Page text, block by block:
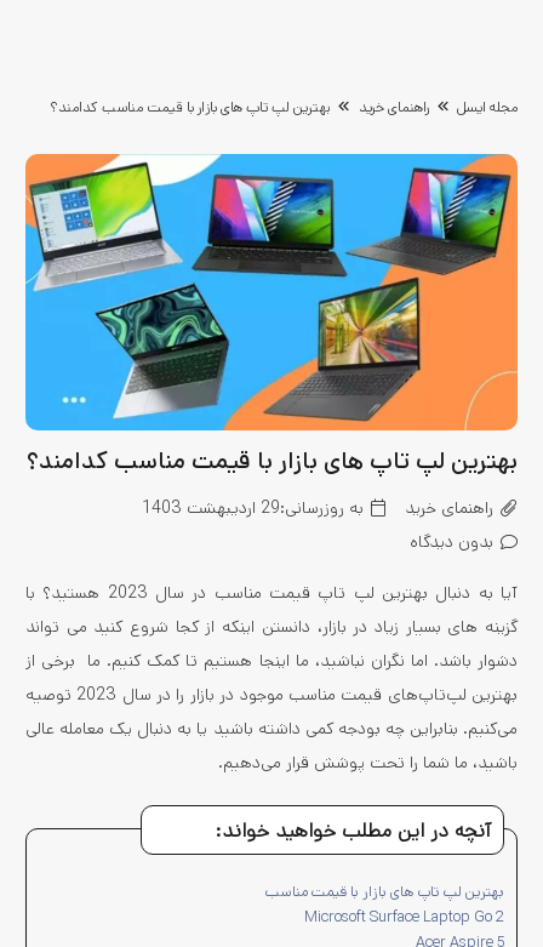
مجله ایسل راهنمای خرید بهترین لپ تاپ های بازار با قیمت مناسب کدامند؟
بهترین لپ تاپ های بازار با قیمت مناسب کدامند؟
راهنمای خرید به روزرسانی:29 اردیبهشت 1403
بدون دیدگاه
آیا به دنبال بهترین لپ تاپ قیمت مناسب در سال 2023 هستید؟ با
گزینه های بسیار زیاد در بازار، دانستن اینکه از کجا شروع کنید می تواند
دشوار باشد. اما نگران نباشید، ما اینجا هستیم تا کمک کنیم. ما برخی از
بهترین لپ‌تاپ‌های قیمت مناسب موجود در بازار را در سال 2023 توصیه
می‌کنیم. بنابراین چه بودجه کمی داشته باشید یا به دنبال یک معامله عالی
باشید، ما شما را تحت پوشش قرار می‌دهیم.
آنچه در این مطلب خواهید خواند:
بهترین لپ تاپ های بازار با قیمت مناسب
Microsoft Surface Laptop Go 2
Acer Aspire 5